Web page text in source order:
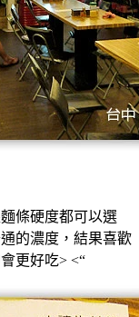
條硬度都可以選
的濃度，結果喜歡
更好吃> <“